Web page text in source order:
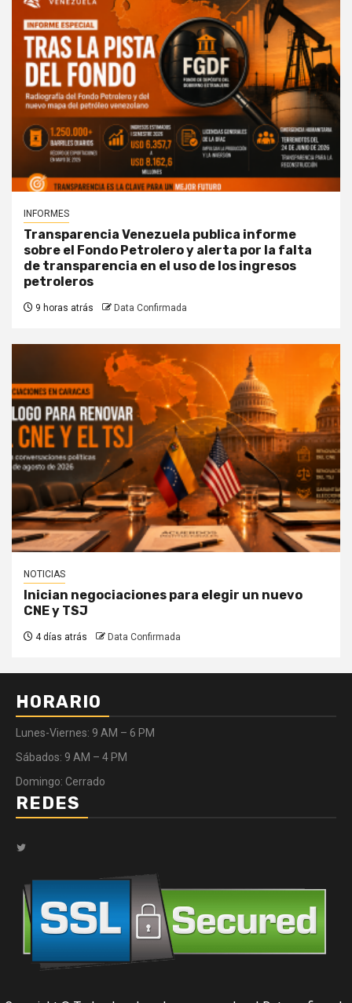
INFORMES
Transparencia Venezuela publica informe
sobre el Fondo Petrolero y alerta por la falta
de transparencia en el uso de los ingresos
petroleros
9 horas atrás Data Confirmada
NOTICIAS
Inician negociaciones para elegir un nuevo
CNE y TSJ
4 días atrás Data Confirmada
HORARIO
Lunes-Viernes: 9 AM – 6 PM
Sábados: 9 AM – 4 PM
Domingo: Cerrado
REDES
Twitter